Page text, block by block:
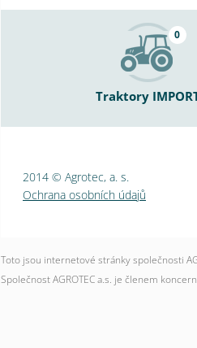
Traktory
0
2014 © Agrotec, a. s.
Ochrana osobních údajů
Toto jsou internetové stránky společnosti
Společnost AGROTEC a.s. je členem